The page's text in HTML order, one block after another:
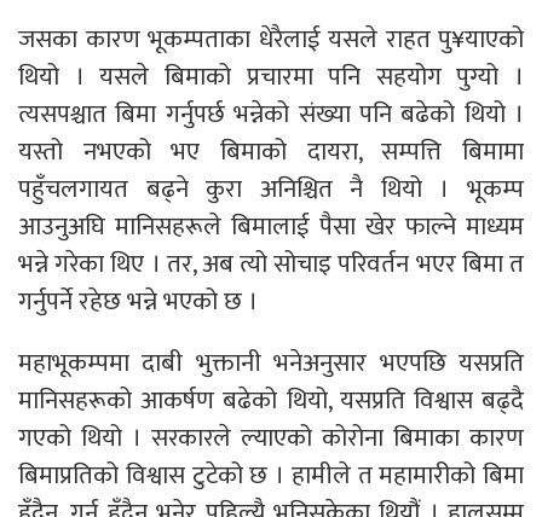
जसका कारण भूकम्पताका धेरैलाई यसले राहत पु¥याएको
थियो । यसले बिमाको प्रचारमा पनि सहयोग पुग्यो ।
त्यसपश्चात बिमा गर्नुपर्छ भन्नेको संख्या पनि बढेको थियो ।
यस्तो नभएको भए बिमाको दायरा, सम्पत्ति बिमामा
पहुँचलगायत बढ्ने कुरा अनिश्चित नै थियो । भूकम्प
आउनुअघि मानिसहरूले बिमालाई पैसा खेर फाल्ने माध्यम
भन्ने गरेका थिए । तर, अब त्यो सोचाइ परिवर्तन भएर बिमा त
गर्नुपर्ने रहेछ भन्ने भएको छ ।
महाभूकम्पमा दाबी भुक्तानी भनेअनुसार भएपछि यसप्रति
मानिसहरूको आकर्षण बढेको थियो, यसप्रति विश्वास बढ्दै
गएको थियो । सरकारले ल्याएको कोरोना बिमाका कारण
बिमाप्रतिको विश्वास टुटेको छ । हामीले त महामारीको बिमा